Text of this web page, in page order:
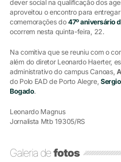
dever social na qualificação dos
aproveitou o encontro para
comemorações do47º aniversário
ocorrem nesta quinta-feira, 22.
Na comitiva que se reuniu com o
além do diretor Leonardo Haerter,
administrativo do campus Canoas,
do Polo EAD de Porto Alegre,
Bogado.
Leonardo Magnus
Jornalista Mtb 19305/RS
Galeria defotos